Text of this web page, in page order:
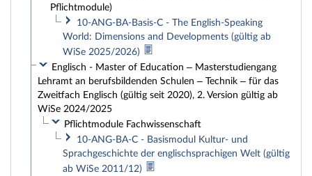
Pflichtmodule)
10-ANG-BA-Basis-C - The English-Speaking
World: Dimensions and Developments (gültig ab
WiSe 2025/2026)
Englisch - Master of Education – Masterstudiengang
Lehramt an berufsbildenden Schulen – Technik – für das
Zweitfach Englisch (gültig seit 2020), 2. Version gültig ab
WiSe 2024/2025
Pflichtmodule Fachwissenschaft
10-ANG-BA-C - Basismodul Kultur- und
Sprachgeschichte der englischsprachigen Welt (gültig
ab WiSe 2011/12)